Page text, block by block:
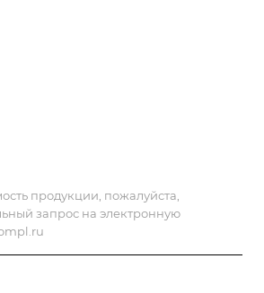
продукции, пожалуйста,
запрос на электронную